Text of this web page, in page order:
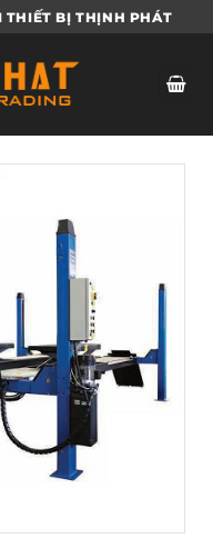
THIẾT BỊ THỊNH PHÁT